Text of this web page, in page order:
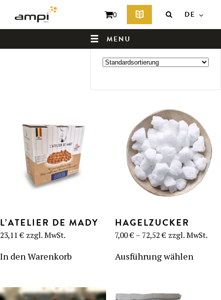
MENU
UNSERE PRODUKTE
BENUTZUNG
UNSERE REZEPTE
F.A.Q.
0 DE
/ Zutaten
ZUTATEN
Alle 6 Ergebnisse werden angezeigt
L’ATELIER DE MADY
23,11€ zzgl. MwSt.
In den Warenkorb
HAGELZUCKER
7,00€ – 72,52€Preisspanne:
7,00 €
72,52 €
zzgl. MwSt.
Ausführung wählen